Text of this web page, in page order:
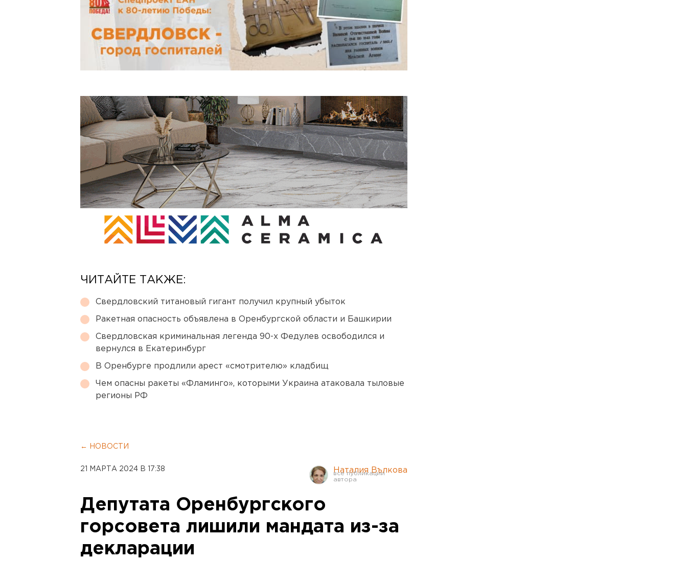
ЧИТАЙТЕ ТАКЖЕ:
Свердловский титановый гигант получил крупный убыток
Ракетная опасность объявлена в Оренбургской области и Башкирии
Свердловская криминальная легенда 90-х Федулев освободился и
вернулся в Екатеринбург
В Оренбурге продлили арест «смотрителю» кладбищ
Чем опасны ракеты «Фламинго», которыми Украина атаковала тыловые
регионы РФ
← НОВОСТИ
21 МАРТА 2024 В 17:38 Наталия Вълкова
Депутата Оренбургского
горсовета лишили мандата из-за
декларации